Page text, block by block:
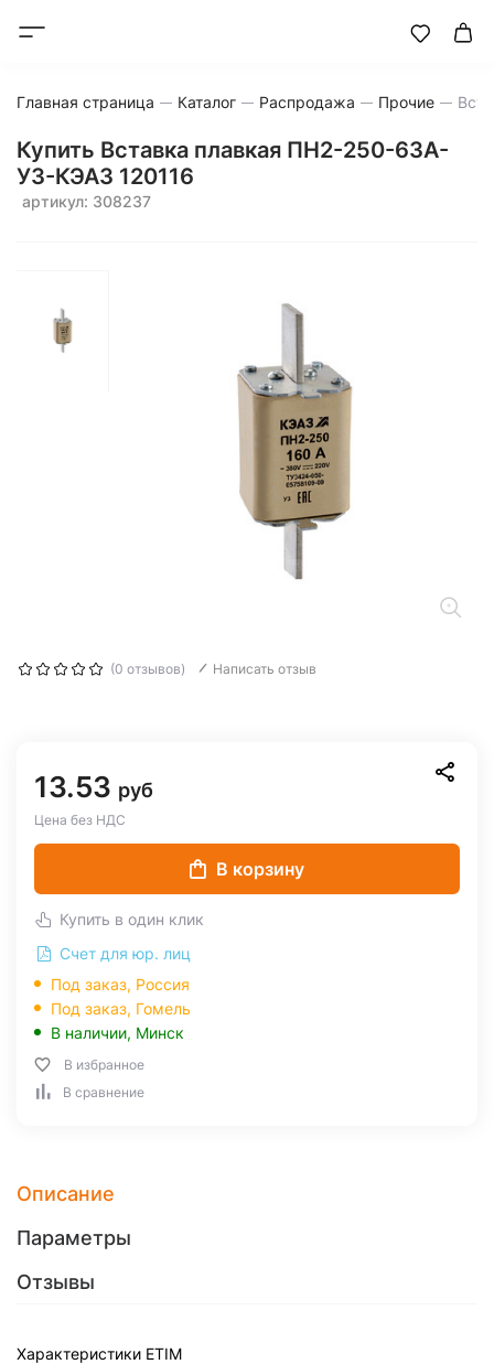
Главная страница Каталог Распродажа Прочие
Купить Вставка плавкая ПН2-250-63А-
У3-КЭАЗ 120116
артикул: 308237
(0 отзывов) Написать отзыв
13.53 руб
Цена без НДС
В корзину
Купить в один клик
Счет для юр. лиц
Под заказ, Россия
Под заказ, Гомель
В наличии, Минск
В избранное
В сравнение
Описание
Параметры
Отзывы
Характеристики ETIM